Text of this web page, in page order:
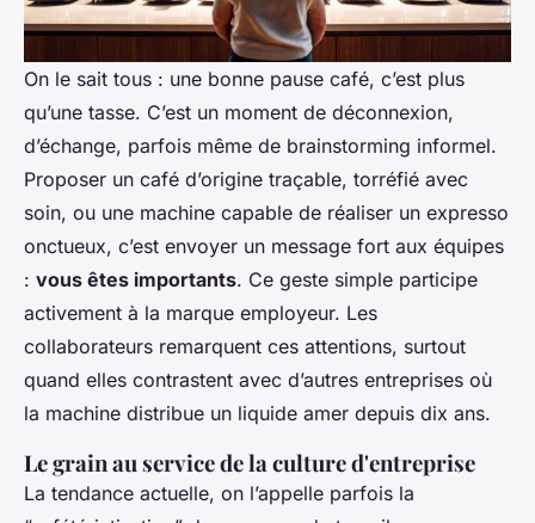
On le sait tous : une bonne pause café, c’est plus
qu’une tasse. C’est un moment de déconnexion,
d’échange, parfois même de brainstorming informel.
Proposer un café d’origine traçable, torréfié avec
soin, ou une machine capable de réaliser un expresso
onctueux, c’est envoyer un message fort aux équipes
: vous êtes importants. Ce geste simple participe
activement à la marque employeur. Les
collaborateurs remarquent ces attentions, surtout
quand elles contrastent avec d’autres entreprises où
la machine distribue un liquide amer depuis dix ans.
Le grain au service de la culture d'entreprise
La tendance actuelle, on l’appelle parfois la